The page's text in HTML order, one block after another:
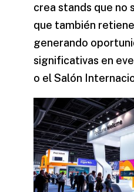
crea stands que no
que también
generando
significativas en
o el Salón